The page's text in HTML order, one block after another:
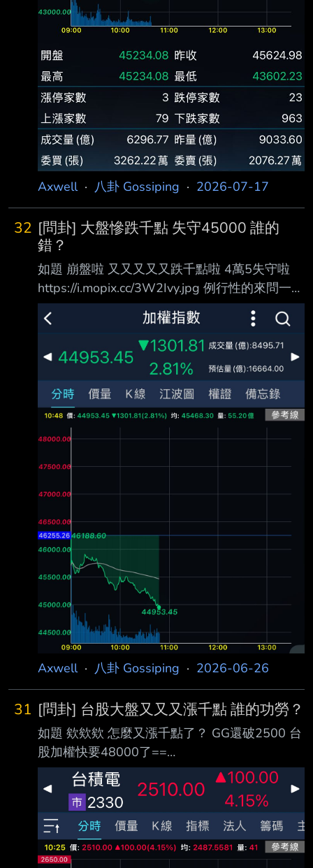
Axwell· 八卦 Gossiping · 2026-07-17
32 [問卦] 大盤慘跌千點 失守45000 誰的
錯？
如題 崩盤啦 又又又又又跌千點啦 4萬5失守啦
https://i.mopix.cc/3W2Ivy.jpg 例行性的來問一下
大盤今天這摸慘、45000失守 是誰的錯？ 有八
卦嗎 --
Axwell· 八卦 Gossiping · 2026-06-26
31 [問卦] 台股大盤又又又漲千點 誰的功勞？
如題 欸欸欸 怎麼又漲千點了？ GG還破2500 台
股加權快要48000了==
https://i.mopix.cc/5PZKxH.jpg 例行性的來問一
下 台股又千點招待 到底是誰的功勞？ --